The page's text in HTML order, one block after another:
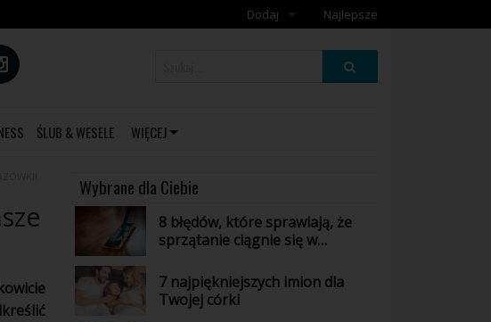
Dodaj
Najlepsze
ŚLUB & WESELE WIĘCEJ
Wybrane dla Ciebie
8 błędów, które sprawiają, że
sprzątanie ciągnie się w
7 najpiękniejszych imion dla
Twojej córki